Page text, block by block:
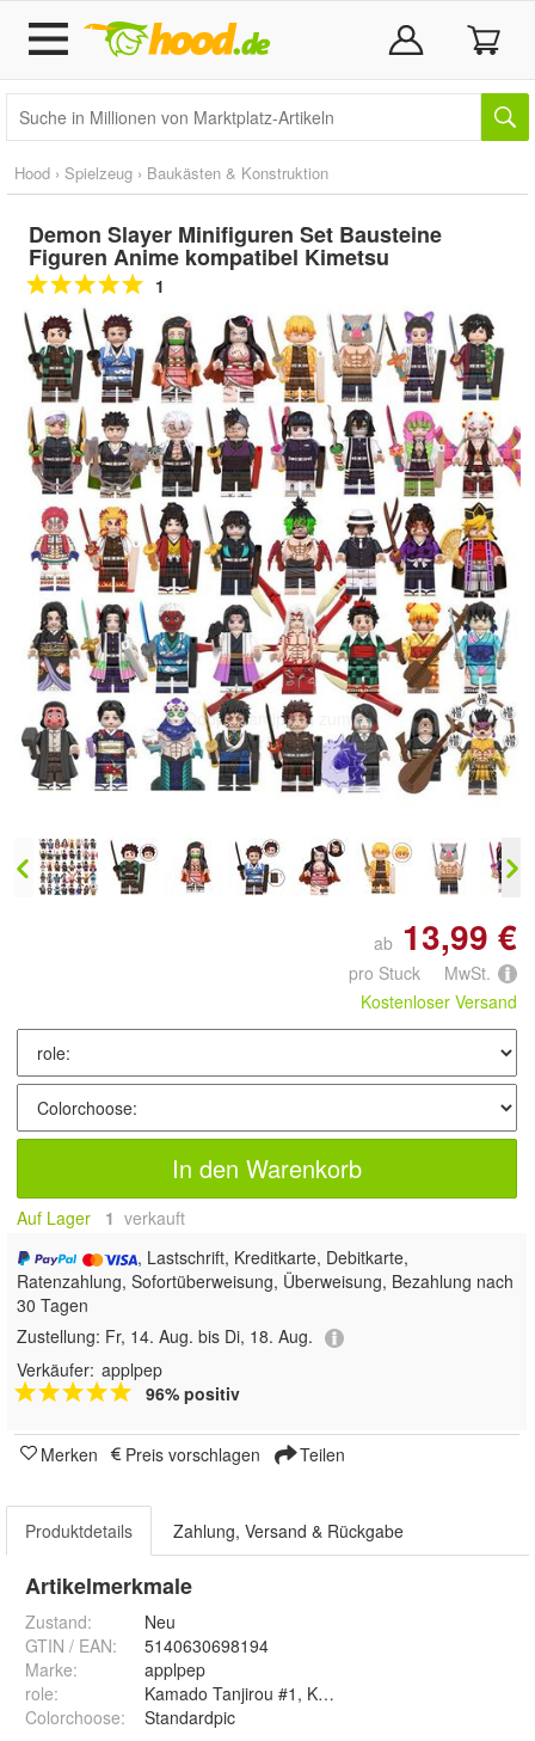
Hood › Spielzeug › Baukästen & Konstruktion
Demon Slayer Minifiguren Set Bausteine
Figuren Anime kompatibel Kimetsu
1
Doppelt antippen zum
vergrößern
ab 13,99 €
pro Stuck MwSt.
Kostenloser Versand
In den Warenkorb
Auf Lager 1 verkauft
, Lastschrift, Kreditkarte, Debitkarte,
Ratenzahlung, Sofortüberweisung, Überweisung, Bezahlung nach
30 Tagen
Zustellung: Fr, 14. Aug. bis Di, 18. Aug.
Verkäufer: applpep
96% positiv
Merken Preis vorschlagen Teilen
Produktdetails Zahlung, Versand & Rückgabe
Artikelmerkmale
Zustand:
Neu
GTIN / EAN:
5140630698194
Marke:
applpep
role:
Kamado Tanjirou #1, Kamado Nezuko, Kamado
Colorchoose: Standardpic